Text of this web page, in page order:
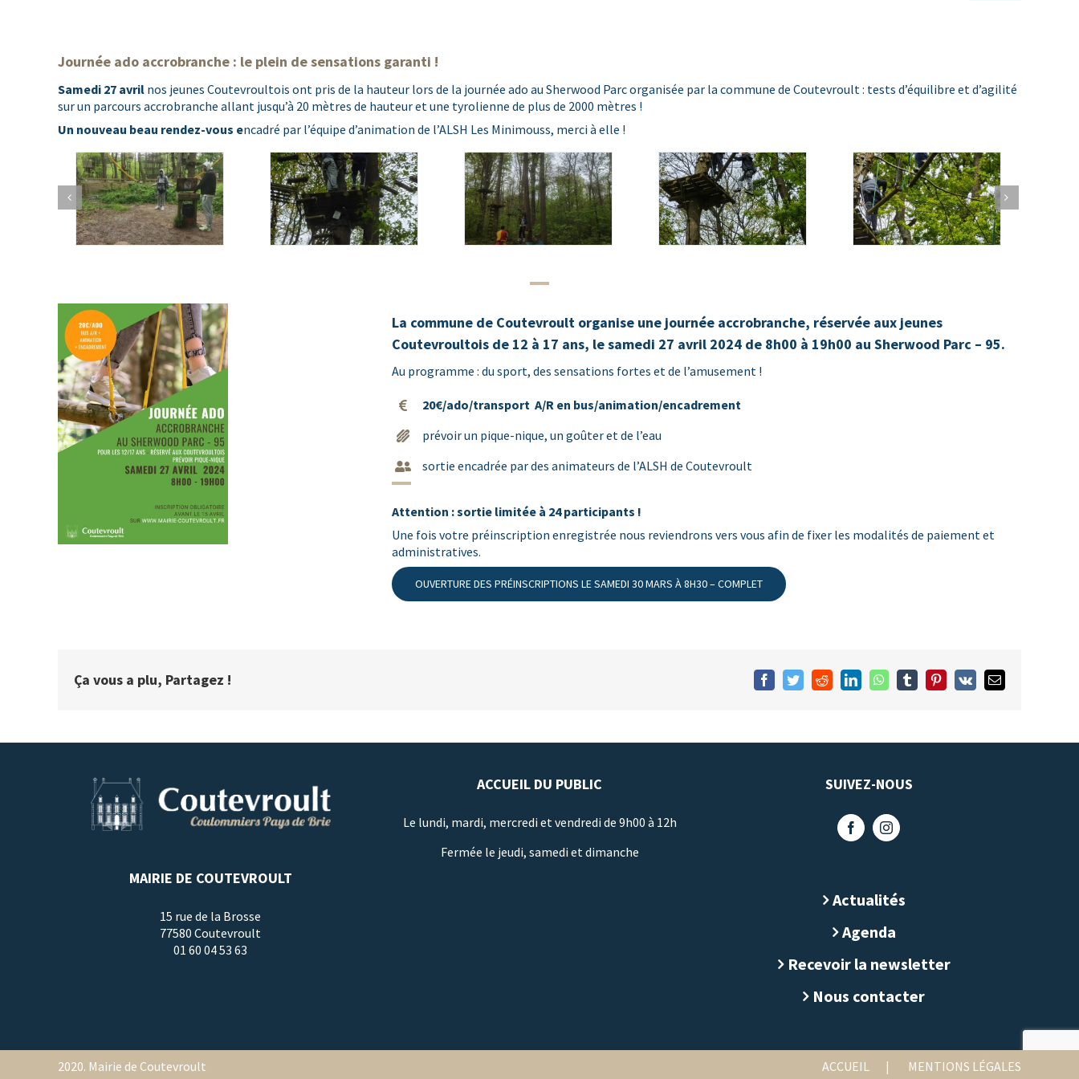
Journée ado accrobranche : le plein de sensations garanti !
Samedi 27 avrilnos jeunes Coutevroultois ont pris de la hauteur lors de la journée ado au Sherwood Parc organisée par la commune de Coutevroult : tests d’équilibre et d’agilité
sur un parcours accrobranche allant jusqu’à 20 mètres de hauteur et une tyrolienne de plus de 2000 mètres !
Un nouveau beau rendez-vous encadré par l’équipe d’animation de l’ALSH Les Minimouss, merci à elle !
La commune de Coutevroult organise une journée accrobranche, réservée aux jeunes
Coutevroultois de 12 à 17 ans, le samedi 27 avril 2024 de 8h00 à 19h00 au Sherwood Parc – 95.
Au programme : du sport, des sensations fortes et de l’amusement !
20€/ado/transport A/R en bus/animation/encadrement
prévoir un pique-nique, un goûter et de l’eau
sortie encadrée par des animateurs de l’ALSH de Coutevroult
Attention : sortie limitée à 24 participants !
Une fois votre préinscription enregistrée nous reviendrons vers vous afin de fixer les modalités de paiement et
administratives.
OUVERTURE DES PRÉINSCRIPTIONS LE SAMEDI 30 MARS À 8H30 – COMPLET
Ça vous a plu, Partagez ! Facebook
TwitterRedditLinkedInWhatsApp
Tumblr Pinterest
Vk Email
MAIRIE DE COUTEVROULT
15 rue de la Brosse
77580 Coutevroult
01 60 04 53 63
ACCUEIL DU PUBLIC
Le lundi, mardi, mercredi et vendredi de 9h00 à 12h
Fermée le jeudi, samedi et dimanche
SUIVEZ-NOUS
Actualités
Agenda
Recevoir la newsletter
Nous contacter
2020. Mairie de Coutevroult ACCUEIL MENTIONS LÉGALES